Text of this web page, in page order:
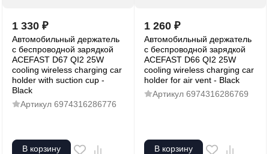
1 330 ₽
Автомобильный держатель
с беспроводной зарядкой
ACEFAST D67 QI2 25W
cooling wireless charging car
holder with suction cup -
Black
Артикул 6974316286776
В корзину
1 260 ₽
Автомобильный держатель
с беспроводной зарядкой
ACEFAST D66 QI2 25W
cooling wireless charging car
holder for air vent - Black
Артикул 6974316286769
В корзину